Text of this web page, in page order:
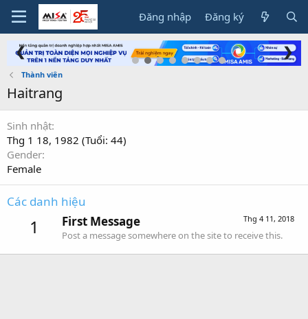
Đăng nhập Đăng ký
❮ ❯
Thành viên
Haitrang
Sinh nhật
Thg 1 18, 1982 (Tuổi: 44)
Gender
Female
Các danh hiệu
1 Thg 4 11, 2018
First Message
Post a message somewhere on the site to receive this.